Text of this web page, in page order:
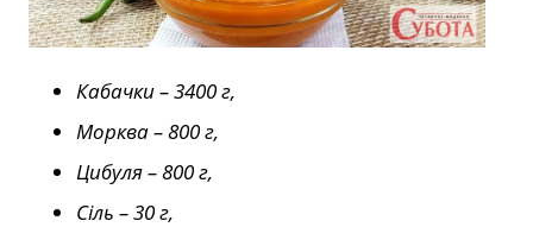
Кабачки – 3400 г,
Морква – 800 г,
Цибуля – 800 г,
Сіль – 30 г,